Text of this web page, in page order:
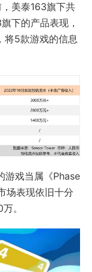
美泰163旗下共
下的产品表现，
5款游戏的信息
游戏当属《Phase
场表现依旧十分
。